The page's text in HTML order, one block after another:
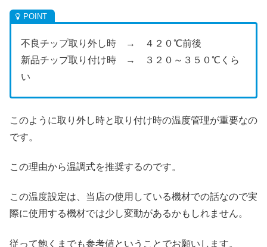
不良チップ取り外し時 → ４２０℃前後
新品チップ取り付け時 → ３２０～３５０℃くら
い
このように取り外し時と取り付け時の温度管理が重要なの
です。
この理由から温調式を推奨するのです。
この温度設定は、当店の使用している機材での話なので実
際に使用する機材では少し変動があるかもしれません。
従って飽くまでも参考値ということでお願いします。